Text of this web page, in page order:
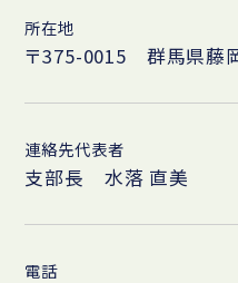
所在地
〒375-0015 群馬県藤
連絡先代表者
支部長 水落 直美
電話